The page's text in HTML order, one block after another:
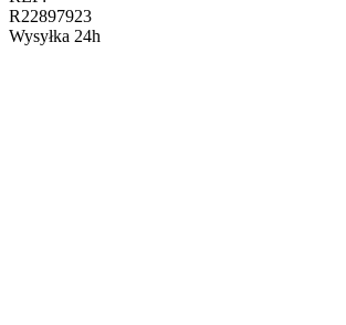
R22897923
Wysyłka 24h